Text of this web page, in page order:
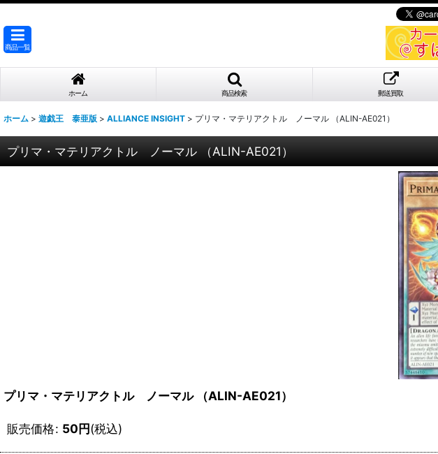
商品一覧
ホーム 商品検索 郵送買取
ホーム > 遊戯王 泰亜版 > ALLIANCE INSIGHT > プリマ・マテリアクトル ノーマル （ALIN-AE021）
プリマ・マテリアクトル ノーマル （ALIN-AE021）
プリマ・マテリアクトル ノーマル （ALIN-AE021）
販売価格: 50円(税込)